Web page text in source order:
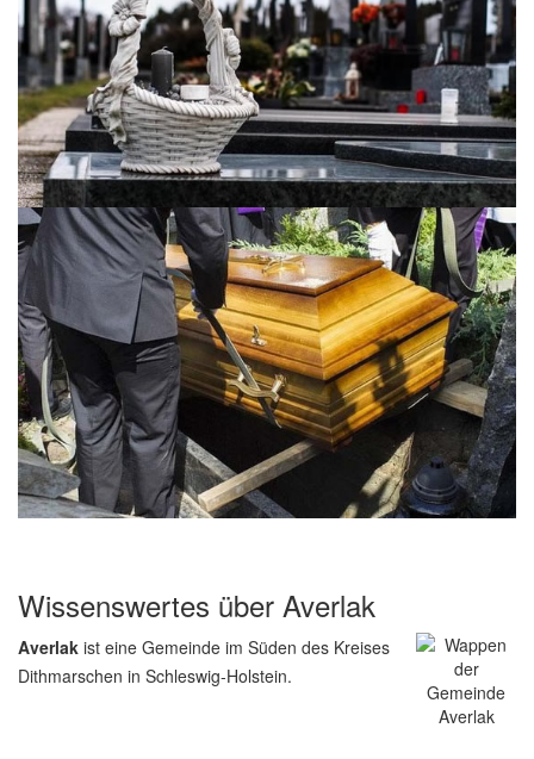
Wissenswertes über Averlak
Averlak ist eine Gemeinde im Süden des Kreises
Dithmarschen in Schleswig-Holstein.